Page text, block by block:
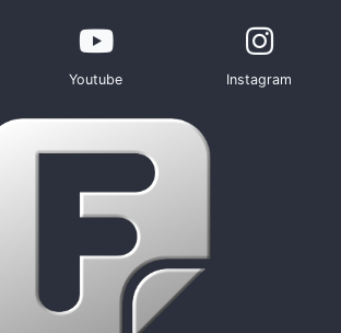
Youtube Instagram